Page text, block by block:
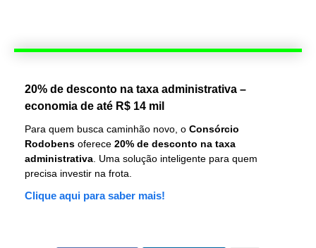
20% de desconto na taxa administrativa –
economia de até R$ 14 mil
Para quem busca caminhão novo, o Consórcio
Rodobens oferece 20% de desconto na taxa
administrativa . Uma solução inteligente para quem
precisa investir na frota.
Clique aqui para saber mais!